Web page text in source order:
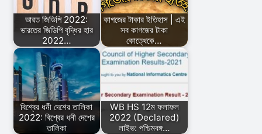
ভারত জিডিপি 2022:
ভারতের জিডিপি বৃদ্ধির হার
2022…
কাগজের টাকার ইতিহাস | এই
সব কাগজের টাকা
কোত্থেকে…
বিশ্বের ধনী দেশের তালিকা
2022: বিশ্বের ধনী দেশের
তালিকা
WB HS 12ম ফলাফল
2022 (Declared)
লাইভ: পশ্চিমবঙ্গ…